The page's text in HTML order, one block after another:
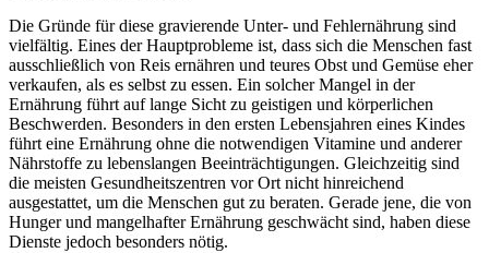
Die Gründe für diese gravierende Unter- und Fehlernährung sind
vielfältig. Eines der Hauptprobleme ist, dass sich die Menschen fast
ausschließlich von Reis ernähren und teures Obst und Gemüse eher
verkaufen, als es selbst zu essen. Ein solcher Mangel in der
Ernährung führt auf lange Sicht zu geistigen und körperlichen
Beschwerden. Besonders in den ersten Lebensjahren eines Kindes
führt eine Ernährung ohne die notwendigen Vitamine und anderer
Nährstoffe zu lebenslangen Beeinträchtigungen. Gleichzeitig sind
die meisten Gesundheitszentren vor Ort nicht hinreichend
ausgestattet, um die Menschen gut zu beraten. Gerade jene, die von
Hunger und mangelhafter Ernährung geschwächt sind, haben diese
Dienste jedoch besonders nötig.